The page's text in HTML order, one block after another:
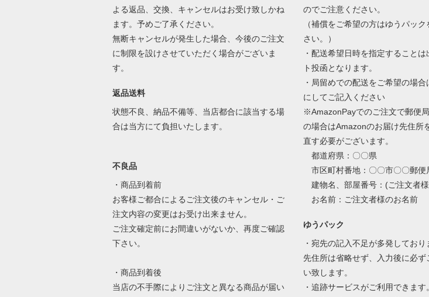
よる返品、交換、キャンセルはお受け致しかね
ます。予めご了承ください。
無断キャンセルが発生した場合、今後のご注文
に制限を設けさせていただく場合がございま
す。
返品送料
状態不良、納品不備等、当店都合に該当する場
合は当方にて負担いたします。
不良品
・商品到着前
お客様ご都合によるご注文後のキャンセル・ご
注文内容の変更はお受け出来ません。
ご注文確定前にお間違いがないか、再度ご確認
下さい。
・商品到着後
当店の不手際によりご注文と異なる商品が届い
のでご注意ください。
（補償をご希望の方はゆうパッ
さい。）
・配送希望日時を指定することは
ト投函となります。
・局留めでの配送をご希望の場
にしてご記入ください
※AmazonPayでのご注文で郵便
の場合はAmazonのお届け先住所
直す必要がございます。
都道府県：〇〇県
市区町村番地：〇〇市〇〇郵便
建物名、部屋番号：(ご注文者
お名前：ご注文者様のお名前
ゆうパック
・宛先の記入不足が多発してお
先住所は省略せず、入力後に必ず
い致します。
・追跡サービスがご利用できま